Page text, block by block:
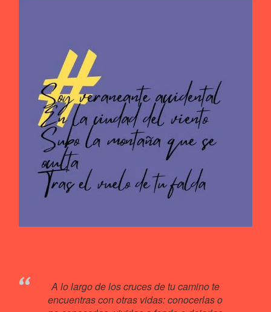
A lo largo de los cruces de tu camino te
encuentras con otras vidas: conocerlas o